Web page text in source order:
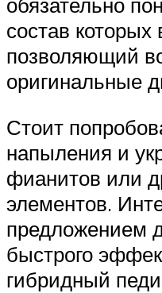
состав которых
позволяющий
оригинальные
Стоит
напыления и
фианитов или
элементов.
предложением
быстрого
гибридный